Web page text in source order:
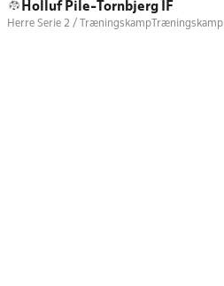
Holluf Pile-Tornbjerg IF
Herre Serie 2 / Træningskamp Træningskamp